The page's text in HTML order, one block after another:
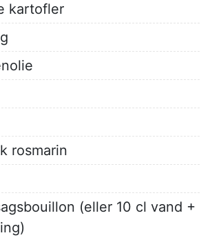
kartofler
rosmarin
(eller 10 cl vand +